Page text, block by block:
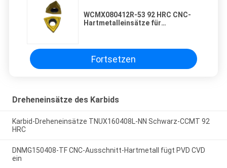
WCMX080412R-53 92 HRC CNC-
Hartmetalleinsätze für
Fortsetzen
Dreheneinsätze des Karbids
Karbid-Dreheneinsätze TNUX160408L-NN Schwarz-CCMT 92
HRC
DNMG150408-TF CNC-Ausschnitt-Hartmetall fügt PVD CVD
ein